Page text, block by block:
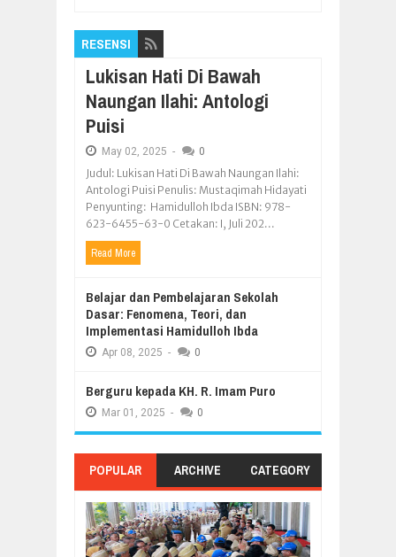
RESENSI
Lukisan Hati Di Bawah
Naungan Ilahi: Antologi
Puisi
May 02, 2025 - 0
Judul: Lukisan Hati Di Bawah Naungan Ilahi:
Antologi Puisi Penulis: Mustaqimah Hidayati
Penyunting: Hamidulloh Ibda ISBN: 978-
623-6455-63-0 Cetakan: I, Juli 202...
Read More
Belajar dan Pembelajaran Sekolah
Dasar: Fenomena, Teori, dan
Implementasi Hamidulloh Ibda
Apr 08, 2025 - 0
Berguru kepada KH. R. Imam Puro
Mar 01, 2025 - 0
POPULAR ARCHIVE CATEGORY